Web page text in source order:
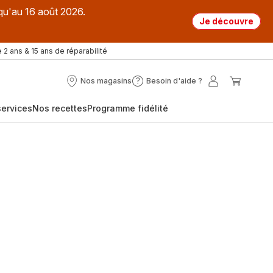
16 août 2026.
Je découvre
2 ans & 15 ans de réparabilité
Nos magasins
Nos
Besoin d'aide ?
Besoin
?
Mon
Nos recettesProgramme fidélité